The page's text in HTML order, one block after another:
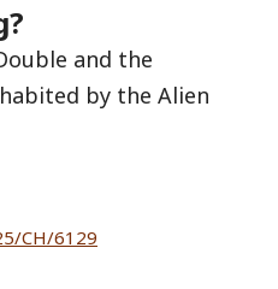
and the
by the Alien
CH/6129